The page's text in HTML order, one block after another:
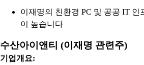
이재명의 친환경 PC 및 공공 IT 인
이 높습니다
수산아이앤티 (이재명 관련주)
기업개요: